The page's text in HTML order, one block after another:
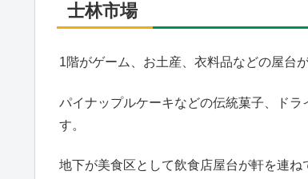
士林市場
1階がゲーム、お土産、衣料品などの屋台が
パイナップルケーキなどの伝統菓子、ド
す。
地下が美食区として飲食店屋台が軒を連ね